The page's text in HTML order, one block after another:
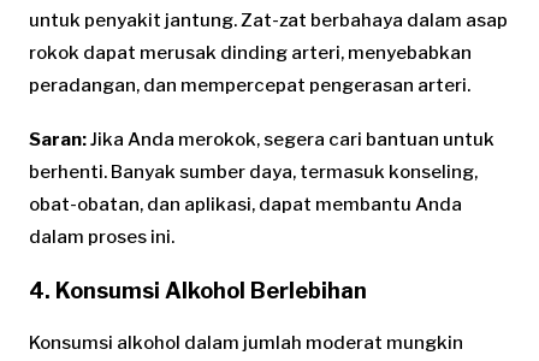
untuk penyakit jantung. Zat-zat berbahaya dalam asap
rokok dapat merusak dinding arteri, menyebabkan
peradangan, dan mempercepat pengerasan arteri.
Saran:Jika Anda merokok, segera cari bantuan untuk
berhenti. Banyak sumber daya, termasuk konseling,
obat-obatan, dan aplikasi, dapat membantu Anda
dalam proses ini.
4. Konsumsi Alkohol Berlebihan
Konsumsi alkohol dalam jumlah moderat mungkin